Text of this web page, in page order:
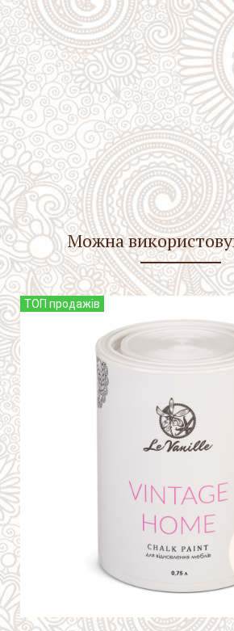
Можна
ТОП продажів